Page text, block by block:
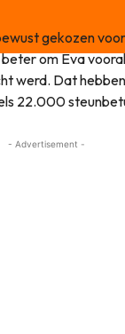
gekozen
om Eva
werd. Dat
22.000
- Advertisement -